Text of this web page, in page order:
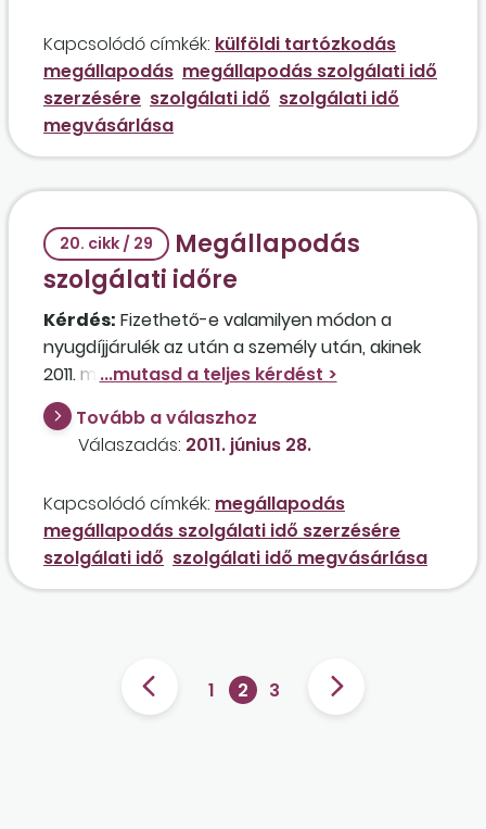
Kapcsolódó címkék: külföldi tartózkodás
megállapodás megállapodás szolgálati idő
szerzésére szolgálati idő szolgálati idő
megvásárlása
20. cikk / 29
Megállapodás
szolgálati időre
Kérdés: Fizethető-e valamilyen módon a
nyugdíjjárulék az után a személy után, akinek
2011. május 31-én megszűnik a munkaviszonya,
és decemberben meg lenne a 40 éves
szolgálati ideje, tehát el tudna menni
nyugdíjba?
Tovább a válaszhoz
Válaszadás: 2011. június 28.
Kapcsolódó címkék: megállapodás
megállapodás szolgálati idő szerzésére
szolgálati idő szolgálati idő megvásárlása
1 2 3